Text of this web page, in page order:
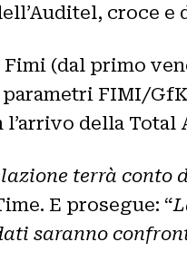
croce
(dal primo
FIMI/
l’arrivo della Total
terrà
E prosegue: “
saranno